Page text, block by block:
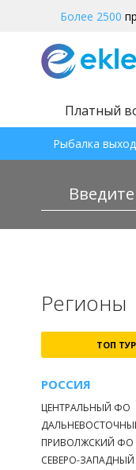
Более 2500
Платный
Рыбалка
Регионы
ТОП
РОССИЯ
ЦЕНТРАЛЬНЫЙ ФО
ПРИВОЛЖСКИЙ ФО
СЕВЕРО-